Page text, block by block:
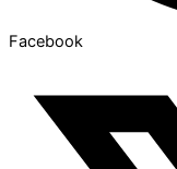
Facebook